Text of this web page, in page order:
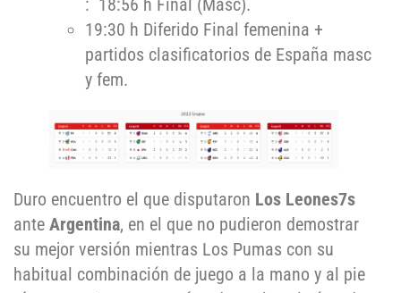
19:30 h Diferido Final femenina +
partidos clasificatorios de España masc
y fem.
Duro encuentro el que disputaron Los Leones7s
ante Argentina, en el que no pudieron demostrar
su mejor versión mientras Los Pumas con su
habitual combinación de juego a la mano y al pie